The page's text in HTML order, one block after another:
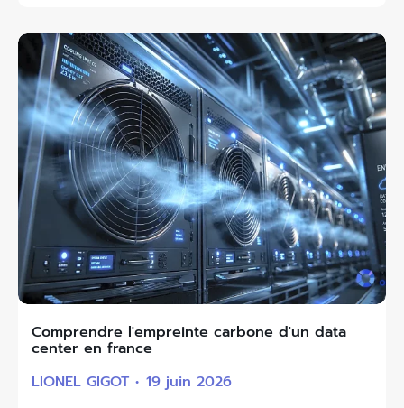
Comprendre l'empreinte carbone d'un data
center en france
LIONEL GIGOT
19 juin 2026